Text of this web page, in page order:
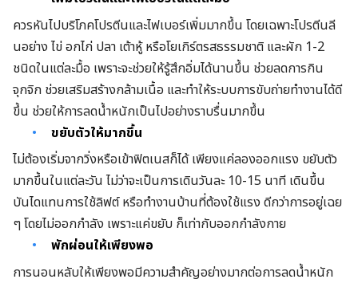
ควรหันไปบริโภคโปรตีนและไฟเบอร์เพิ่มมากขึ้น โดยเฉพาะโปรตีนลี
นอย่าง ไข่ อกไก่ ปลา เต้าหู้ หรือโยเกิร์ตรสธรรมชาติ และผัก 1-2
ชนิดในแต่ละมื้อ เพราะจะช่วยให้รู้สึกอิ่มได้นานขึ้น ช่วยลดการกิน
จุกจิก ช่วยเสริมสร้างกล้ามเนื้อ และทำให้ระบบการขับถ่ายทำงานได้ดี
ขึ้น ช่วยให้การลดน้ำหนักเป็นไปอย่างราบรื่นมากขึ้น
ขยับตัวให้มากขึ้น
ไม่ต้องเริ่มจากวิ่งหรือเข้าฟิตเนสก็ได้ เพียงแค่ลองออกแรง ขยับตัว
มากขึ้นในแต่ละวัน ไม่ว่าจะเป็นการเดินวันละ 10-15 นาที เดินขึ้น
บันไดแทนการใช้ลิฟต์ หรือทำงานบ้านที่ต้องใช้แรง ดีกว่าการอยู่เฉย
ๆ โดยไม่ออกกำลัง เพราะแค่ขยับ ก็เท่ากับออกกำลังกาย
พักผ่อนให้เพียงพอ
การนอนหลับให้เพียงพอมีความสำคัญอย่างมากต่อการลดน้ำหนัก